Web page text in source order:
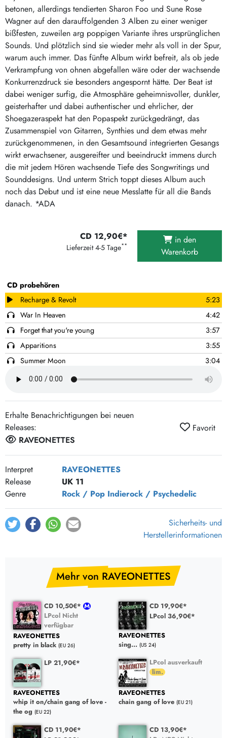
betonen, allerdings tendierten Sharon Foo und Sune Rose
Wagner auf den darauffolgenden 3 Alben zu einer weniger
bißfesten, zuweilen arg poppigen Variante ihres ursprünglichen
Sounds. Und plötzlich sind sie wieder mehr als voll in der Spur,
warum auch immer. Das fünfte Album wirkt befreit, als ob jede
Verkrampfung von ohnen abgefallen wäre oder der wachsende
Konkurrenzdruck sie besonders angespornt hätte. Der Beat ist
dabei weniger surfig, die Atmosphäre geheimnisvoller, dunkler,
geisterhafter und dabei authentischer und ehrlicher, der
Shoegazeraspekt hat den Popaspekt zurückgedrängt, das
Zusammenspiel von Gitarren, Synthies und dem etwas mehr
zurückgenommenen, in den Gesamtsound integrierten Gesangs
wirkt erwachsener, ausgereifter und beeindruckt immens durch
die mit jedem Hören wachsende Tiefe des Songwritings und
Sounddesigns. Und unterm Strich toppt dieses Album auch
noch das Debut und ist eine neue Messlatte für all die Bands
danach. *ADA
CD probehören
Recharge & Revolt
5:23
War In Heaven
4:42
Forget that you're young
3:57
Apparitions
3:55
Summer Moon
3:04
Let Me On Out
2:36
My Time's Up
CD 12,90€*
Lieferzeit 4-5 Tage**
in den
Warenkorb
Erhalte Benachrichtigungen bei neuen
Releases:
RAVEONETTES
Favorit
Interpret
RAVEONETTES
Release
UK 11
Genre
Rock / Pop Indierock / Psychedelic
Sicherheits- und
Herstellerinformationen
Mehr von RAVEONETTES
CD 10,50€*
LPcol Nicht
verfügbar
RAVEONETTES
pretty in black (EU 26)
CD 19,90€*
LPcol 36,90€*
RAVEONETTES
sing... (US 24)
LP 21,90€*
RAVEONETTES
whip it on/chain gang of love -
the og (EU 22)
LPcol ausverkauft
RAVEONETTES
chain gang of love (EU 21)
CD 11,90€*
CD 13,90€*